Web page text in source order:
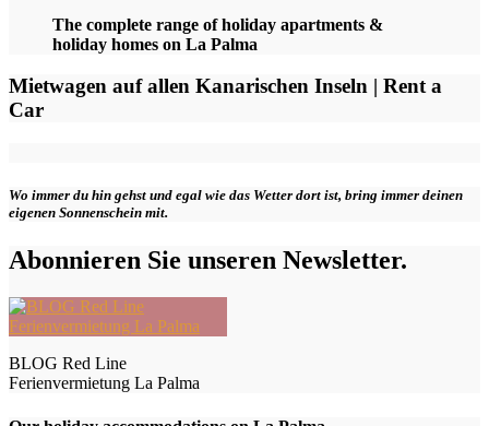
The complete range of holiday apartments &
holiday homes on La Palma
Mietwagen auf allen Kanarischen Inseln | Rent a
Car
Wo immer du hin gehst und egal wie das Wetter dort ist, bring immer deinen
eigenen Sonnenschein mit.
Abonnieren Sie unseren Newsletter.
BLOG Red Line
Ferienvermietung La Palma